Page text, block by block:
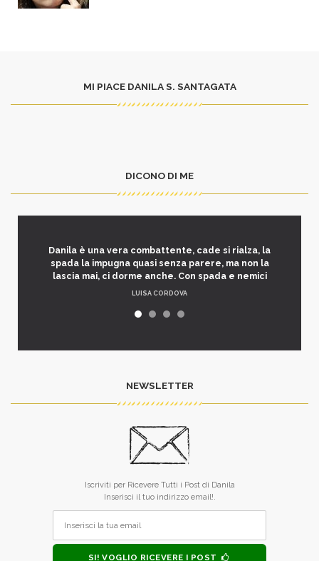
MI PIACE DANILA S. SANTAGATA
DICONO DI ME
Danila è una vera combattente, cade si rialza, la
spada la impugna quasi senza parere, ma non la
lascia mai, ci dorme anche. Con spada e nemici
LUISA CORDOVA
NEWSLETTER
Iscriviti per Ricevere Tutti i Post di Danila
Inserisci il tuo indirizzo email!.
SI! VOGLIO RICEVERE I POST